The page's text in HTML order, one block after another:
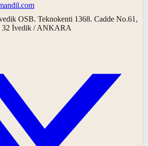
OSB. Teknokenti 1368. Cadde No.61,
32 İvedik / ANKARA